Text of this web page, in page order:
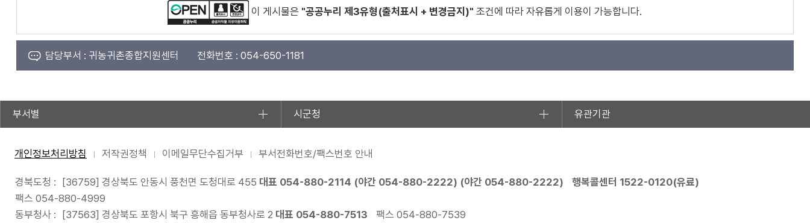
이 게시물은 "공공누리 제3유형(출처표시 + 변경금지)" 조건에 따라 자유롭게 이용이 가능합니다.
담당부서 : 귀농귀촌종합지원센터 전화번호 : 054-650-1181
부서별 시군청 유관기관
개인정보처리방침 저작권정책 이메일무단수집거부 부서전화번호/팩스번호 안내
경북도청 : [36759] 경상북도 안동시 풍천면 도청대로 455 대표 054-880-2114 (야간 054-880-2222) (야간 054-880-2222) 행복콜센터 1522-0120(유료)
팩스 054-880-4999
동부청사 :
[37563] 경상북도 포항시 북구 흥해읍 동부청사로 2 대표 054-880-7513 팩스 054-880-7539